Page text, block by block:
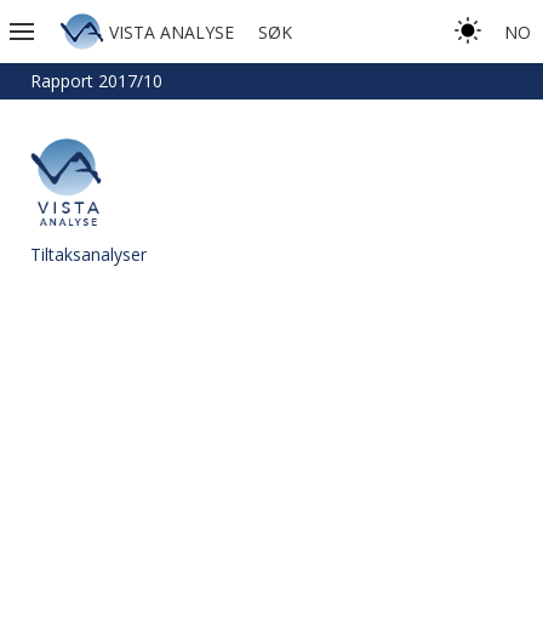
VISTA ANALYSE SØK NO
Rapport 2017/10
Tiltaksanalyser